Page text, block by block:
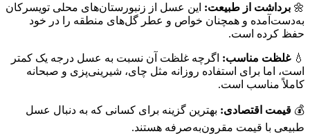
🌼 برداشت از طبیعت: این عسل از زنبورستان‌های محلی تویسرکان
به‌دست‌آمده و همچنان خواص و عطر گل‌های منطقه را در خود
حفظ کرده است.
💧غلظت مناسب: اگرچه غلظت آن نسبت به عسل درجه یک کمتر
است، اما برای استفاده روزانه مثل چای، شیرینی‌پزی و صبحانه
کاملاً مناسب است.
💰 قیمت اقتصادی: بهترین گزینه برای کسانی که به دنبال عسل
طبیعی با قیمت مقرون‌به‌صرفه هستند.